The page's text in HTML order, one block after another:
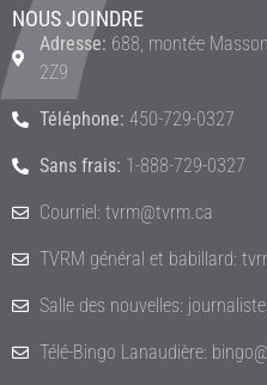
NOUS JOINDRE
Adresse: 688, montée
2Z9
Téléphone: 450-729-0327
Sans frais: 1-888-729-0327
Courriel: tvrm@tvrm.ca
TVRM général et babillard:
Salle des nouvelles:
Télé-Bingo Lanaudière: